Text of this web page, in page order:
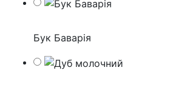
Бук Баварія